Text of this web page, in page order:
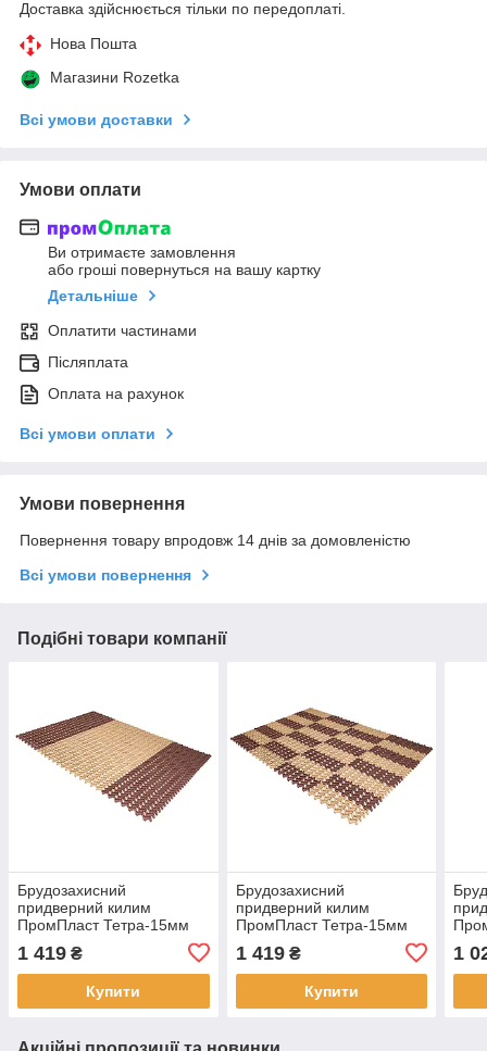
Доставка здійснюється тільки по передоплаті.
Нова Пошта
Магазини Rozetka
Всі умови доставки
Умови оплати
Ви отримаєте замовлення
або гроші повернуться на вашу картку
Детальніше
Оплатити частинами
Післяплата
Оплата на рахунок
Всі умови оплати
Умови повернення
Повернення товару впродовж 14 днів за домовленістю
Всі умови повернення
Подібні товари компанії
Брудозахисний
придверний килим
ПромПласт Тетра-15мм
бежевий V5
1 419 ₴
Купити
Брудозахисний
придверний килим
ПромПласт Тетра-15мм
бежевий V3
1 419₴
Купити
1